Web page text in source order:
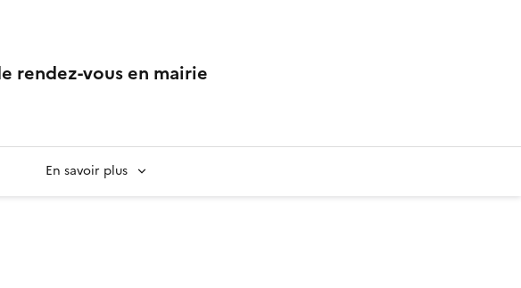
rendez-vous en mairie
En savoir plus